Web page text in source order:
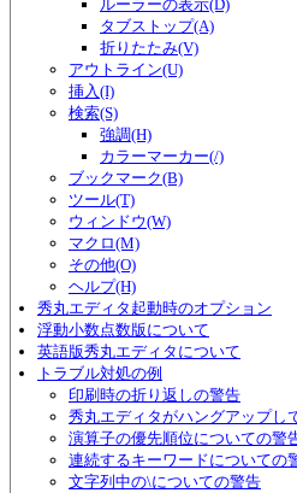
ルーラーの表示(D)
タブストップ(A)
折りたたみ(V)
アウトライン(U)
挿入(I)
検索(S)
強調(H)
カラーマーカー(/)
ブックマーク(B)
ツール(T)
ウィンドウ(W)
マクロ(M)
その他(O)
ヘルプ(H)
秀丸エディタ起動時のオプション
浮動小数点数版について
英語版秀丸エディタについて
トラブル対処の例
印刷時の折り返しの警告
秀丸エディタがハングアップし
演算子の優先順位についての警
連続するキーワードについての
文字列中の\についての警告